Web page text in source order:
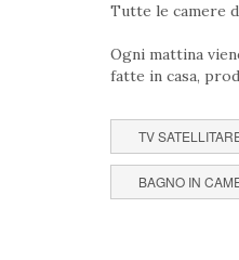
Tutte le camere
Ogni mattina
fatte in casa,
TV
BAGNO IN